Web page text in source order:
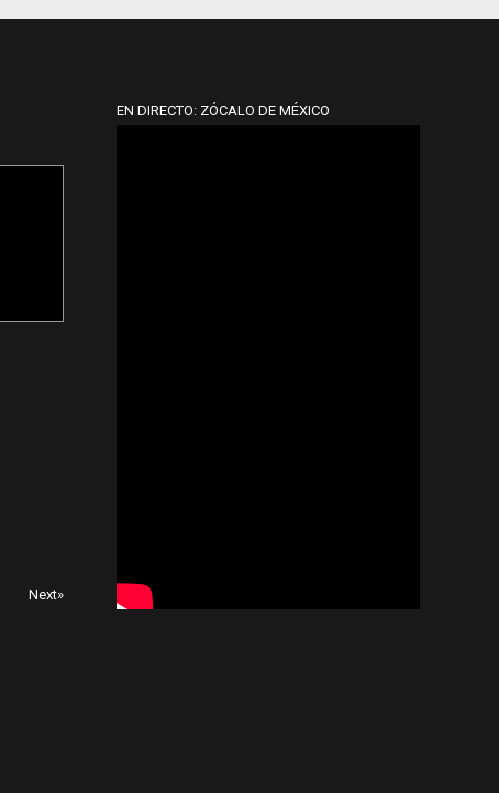
Next»
EN DIRECTO: ZÓCALO DE MÉXICO